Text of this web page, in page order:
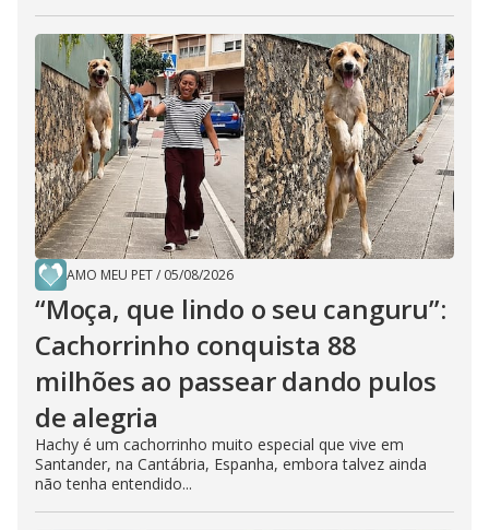
AMO MEU PET/ 05/08/2026
“Moça, que lindo o seu canguru”:
Cachorrinho conquista 88
milhões ao passear dando pulos
de alegria
Hachy é um cachorrinho muito especial que vive em
Santander, na Cantábria, Espanha, embora talvez ainda
não tenha entendido...